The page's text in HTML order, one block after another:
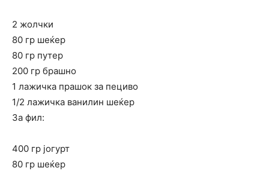
2 жолчки
80 гр шеќер
80 гр путер
200 гр брашно
1 лажичка прашок за пециво
1/2 лажичка ванилин шеќер
За фил:
400 гр јогурт
80 гр шеќер